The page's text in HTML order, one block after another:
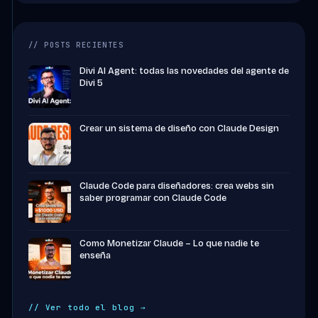
// POSTS RECIENTES
Divi AI Agent: todas las novedades del agente de
Divi 5
Crear un sistema de diseño con Claude Design
Claude Code para diseñadores: crea webs sin
saber programar con Claude Code
Como Monetizar Claude – Lo que nadie te
enseña
// Ver todo el blog →